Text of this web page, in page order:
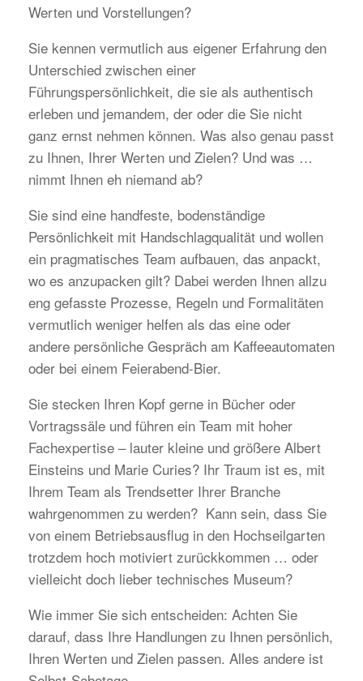
Werten und Vorstellungen?
Sie kennen vermutlich aus eigener Erfahrung den
Unterschied zwischen einer
Führungspersönlichkeit, die sie als authentisch
erleben und jemandem, der oder die Sie nicht
ganz ernst nehmen können. Was also genau passt
zu Ihnen, Ihrer Werten und Zielen? Und was …
nimmt Ihnen eh niemand ab?
Sie sind eine handfeste, bodenständige
Persönlichkeit mit Handschlagqualität und wollen
ein pragmatisches Team aufbauen, das anpackt,
wo es anzupacken gilt? Dabei werden Ihnen allzu
eng gefasste Prozesse, Regeln und Formalitäten
vermutlich weniger helfen als das eine oder
andere persönliche Gespräch am Kaffeeautomaten
oder bei einem Feierabend-Bier.
Sie stecken Ihren Kopf gerne in Bücher oder
Vortragssäle und führen ein Team mit hoher
Fachexpertise – lauter kleine und größere Albert
Einsteins und Marie Curies? Ihr Traum ist es, mit
Ihrem Team als Trendsetter Ihrer Branche
wahrgenommen zu werden? Kann sein, dass Sie
von einem Betriebsausflug in den Hochseilgarten
trotzdem hoch motiviert zurückkommen … oder
vielleicht doch lieber technisches Museum?
Wie immer Sie sich entscheiden: Achten Sie
darauf, dass Ihre Handlungen zu Ihnen persönlich,
Ihren Werten und Zielen passen. Alles andere ist